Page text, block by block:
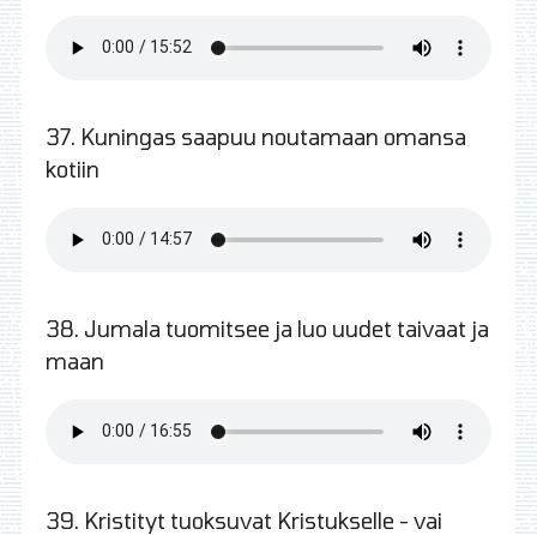
37. Kuningas saapuu noutamaan omansa
kotiin
38. Jumala tuomitsee ja luo uudet taivaat ja
maan
39. Kristityt tuoksuvat Kristukselle - vai